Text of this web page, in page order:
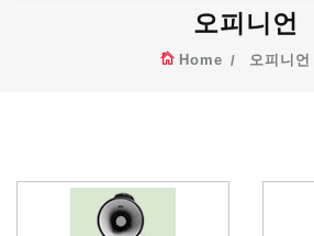
오피니언
Home 오피니언